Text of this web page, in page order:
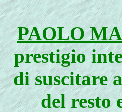
PAOLO
prestigio
di suscitare
del resto